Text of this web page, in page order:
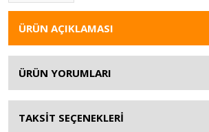
ÜRÜN AÇIKLAMASI
ÜRÜN YORUMLARI
TAKSİT SEÇENEKLERİ